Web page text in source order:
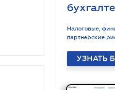
Налоговые,
партнерские
УЗНАТЬ